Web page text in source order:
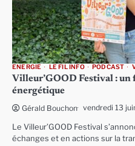
ENERGIE LE FIL INFO PODCAST
Villeur’GOOD Festival :
énergétique
Gérald Bouchon vendredi 13
Le Villeur’GOOD Festival
échanges et en actions sur la